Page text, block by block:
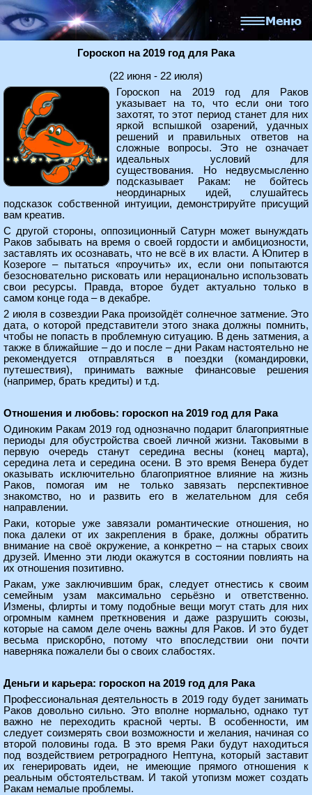
Гороскоп на 2019 год для Рака
(22 июня - 22 июля)
Гороскоп на 2019 год для Раков
указывает на то, что если они того
захотят, то этот период станет для них
яркой вспышкой озарений, удачных
решений и правильных ответов на
сложные вопросы. Это не означает
идеальных условий для
существования. Но недвусмысленно
подсказывает Ракам: не бойтесь
неординарных идей, слушайтесь
подсказок собственной интуиции, демонстрируйте присущий
вам креатив.
С другой стороны, оппозиционный Сатурн может вынуждать
Раков забывать на время о своей гордости и амбициозности,
заставлять их осознавать, что не всё в их власти. А Юпитер в
Козероге – пытаться «проучить» их, если они попытаются
безосновательно рисковать или нерационально использовать
свои ресурсы. Правда, второе будет актуально только в
самом конце года – в декабре.
2 июля в созвездии Рака произойдёт солнечное затмение. Это
дата, о которой представители этого знака должны помнить,
чтобы не попасть в проблемную ситуацию. В день затмения, а
также в ближайшие – до и после – дни Ракам настоятельно не
рекомендуется отправляться в поездки (командировки,
путешествия), принимать важные финансовые решения
(например, брать кредиты) и т.д.
Отношения и любовь: гороскоп на 2019 год для Рака
Одиноким Ракам 2019 год однозначно подарит благоприятные
периоды для обустройства своей личной жизни. Таковыми в
первую очередь станут середина весны (конец марта),
середина лета и середина осени. В это время Венера будет
оказывать исключительно благоприятное влияние на жизнь
Раков, помогая им не только завязать перспективное
знакомство, но и развить его в желательном для себя
направлении.
Раки, которые уже завязали романтические отношения, но
пока далеки от их закрепления в браке, должны обратить
внимание на своё окружение, а конкретно – на старых своих
друзей. Именно эти люди окажутся в состоянии повлиять на
их отношения позитивно.
Ракам, уже заключившим брак, следует отнестись к своим
семейным узам максимально серьёзно и ответственно.
Измены, флирты и тому подобные вещи могут стать для них
огромным камнем преткновения и даже разрушить союзы,
которые на самом деле очень важны для Раков. И это будет
весьма прискорбно, потому что впоследствии они почти
наверняка пожалели бы о своих слабостях.
Деньги и карьера: гороскоп на 2019 год для Рака
Профессиональная деятельность в 2019 году будет занимать
Раков довольно сильно. Это вполне нормально, однако тут
важно не переходить красной черты. В особенности, им
следует соизмерять свои возможности и желания, начиная со
второй половины года. В это время Раки будут находиться
под воздействием ретроградного Нептуна, который заставит
их генерировать идеи, не имеющие прямого отношения к
реальным обстоятельствам. И такой утопизм может создать
Ракам немалые проблемы.